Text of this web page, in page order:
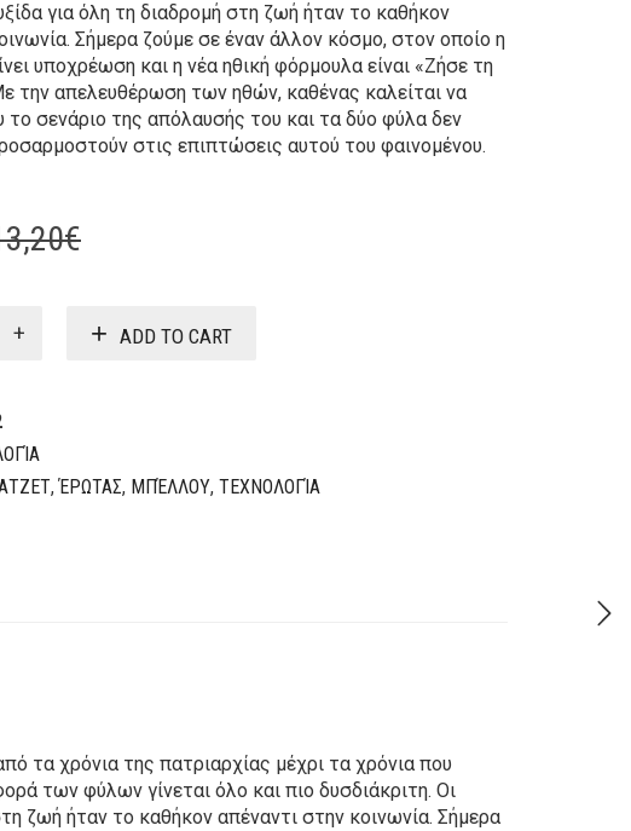
για όλη τη διαδρομή στη ζωή ήταν το καθήκον
Σήμερα ζούμε σε έναν άλλον κόσμο, στον οποίο η
υποχρέωση και η νέα ηθική φόρμουλα είναι «Ζήσε τη
την απελευθέρωση των ηθών, καθένας καλείται να
το σενάριο της απόλαυσής του και τα δύο φύλα δεν
στις επιπτώσεις αυτού του φαινομένου.
€Original
was:
13,20€.
Current
is:
10,56€.
ADD TO CART
,ΈΡΩΤΑΣ, ΜΠΈΛΛΟΥ, ΤΕΧΝΟΛΟΓΊΑ
τα χρόνια της πατριαρχίας μέχρι τα χρόνια που
των φύλων γίνεται όλο και πιο δυσδιάκριτη. Οι
ζωή ήταν το καθήκον απέναντι στην κοινωνία. Σήμερα